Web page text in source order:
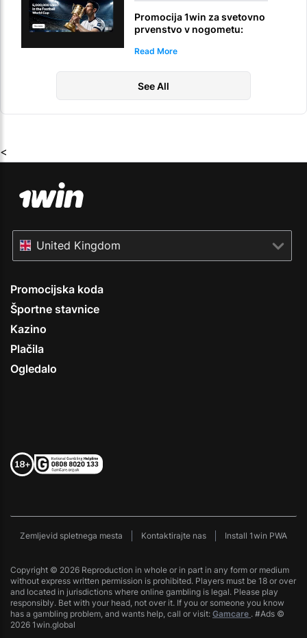
Promocija 1win za svetovno
prvenstvo v nogometu:
5.000.000 USDT za stave na
Read More
See All
<
Promocijska koda
Športne stavnice
Kazino
Plačila
Ogledalo
Zemljevid spletnega mesta Kontaktirajte nas Install 1win PWA
United Kingdom
Copyright © 2026 Reproduction in whole or in part in any form or medium
without express written permission is prohibited. Players must be 18 or over
and located in jurisdictions where online gambling is legal. Please play
responsibly. Bet with your head, not over it. If you or someone you know
has a gambling problem, and wants help, call or visit: Gamcare . #Ads ©
2026 1win.global